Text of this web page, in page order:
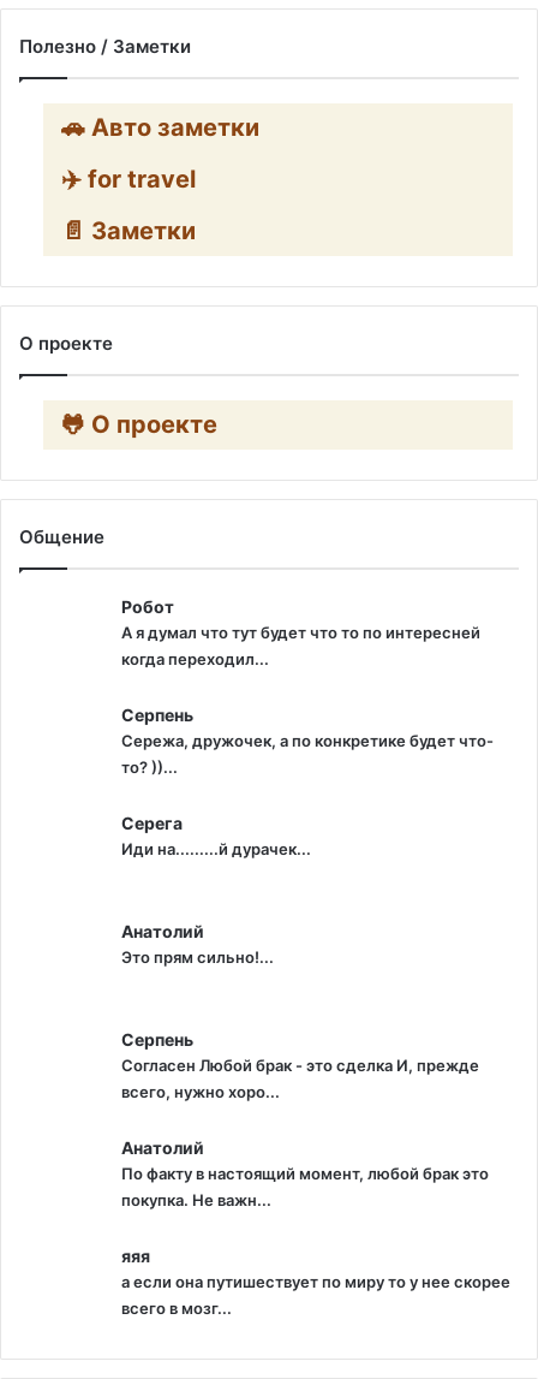
Полезно / Заметки
🚗 Авто заметки
✈️ for travel
📄 Заметки
О проекте
🐸 О проекте
Общение
Робот
А я думал что тут будет что то по интересней
когда переходил...
Серпень
Сережа, дружочек, а по конкретике будет что-
то? ))...
Серега
Иди на.........й дурачек...
Анатолий
Это прям сильно!...
Серпень
Согласен Любой брак - это сделка И, прежде
всего, нужно хоро...
Анатолий
По факту в настоящий момент, любой брак это
покупка. Не важн...
яяя
а если она путишествует по миру то у нее скорее
всего в мозг...